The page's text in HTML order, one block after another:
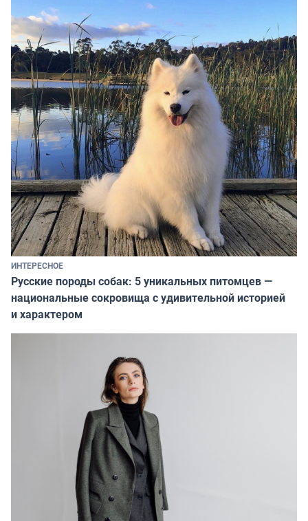
ИНТЕРЕСНОЕ
Русские породы собак: 5 уникальных питомцев —
национальные сокровища с удивительной историей
и характером